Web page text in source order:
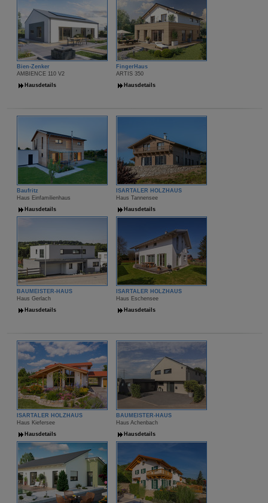
Bien-Zenker
AMBIENCE 110 V2
Hausdetails
FingerHaus
ARTIS 350
Hausdetails
Baufritz
Haus Einfamilienhaus
Hausdetails
ISARTALER HOLZHAUS
Haus Tannensee
Hausdetails
BAUMEISTER-HAUS
Haus Gerlach
Hausdetails
ISARTALER HOLZHAUS
Haus Eschensee
Hausdetails
ISARTALER HOLZHAUS
Haus Kiefersee
Hausdetails
BAUMEISTER-HAUS
Haus Achenbach
Hausdetails